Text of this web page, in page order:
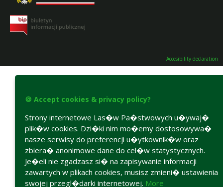
Accesibility declaration
🍪 Accept cookies & privacy policy?
Strony internetowe Las�w Pa�stwowych u�ywaj�
plik�w cookies. Dzi�ki nim mo�emy dostosowywa�
nasze serwisy do preferencji u�ytkownik�w oraz
zbiera� anonimowe dane do cel�w statystycznych.
Je�eli nie zgadzasz si� na zapisywanie informacji
zawartych w plikach cookies, musisz zmieni� ustawienia
swojej przegl�darki internetowej. More